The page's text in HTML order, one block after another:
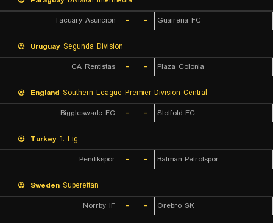
Tacuary Asuncion
- - Guairena FC
Uruguay Segunda Division
CA Rentistas
- - Plaza Colonia
England Southern League Premier Division Central
Biggleswade FC
- - Stotfold FC
Turkey 1. Lig
Pendikspor
- - Batman Petrolspor
Sweden Superettan
Norrby IF
- - Orebro SK